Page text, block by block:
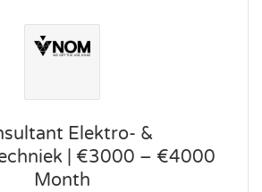
Elektro- &
| €3000 – €4000
Month